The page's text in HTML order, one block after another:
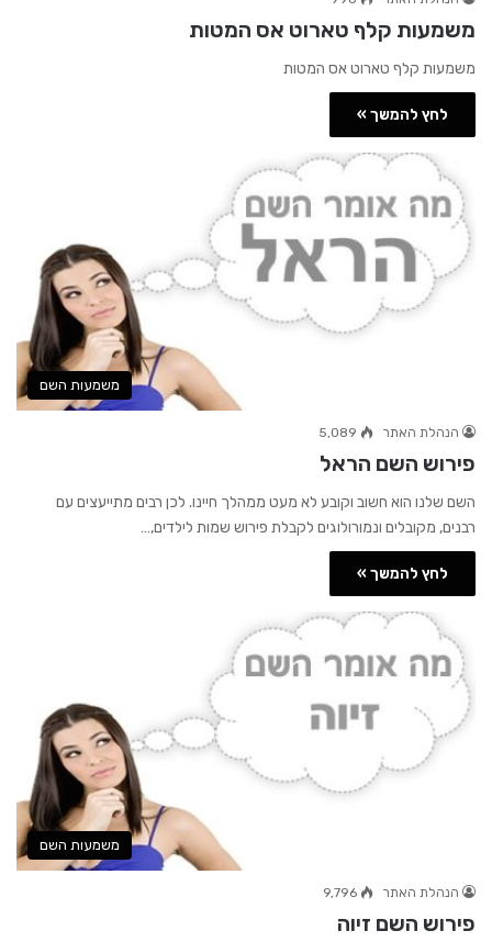
משמעות קלף טארוט אס המטות
משמעות קלף טארוט אס המטות
לחץ להמשך »
משמעות השם
הנהלת האתר 5,089
פירוש השם הראל
השם שלנו הוא חשוב וקובע לא מעט ממהלך חיינו. לכן רבים מתייעצים עם
רבנים, מקובלים ונמורולוגים לקבלת פירוש שמות לילדים,…
לחץ להמשך »
משמעות השם
הנהלת האתר 9,796
פירוש השם זיוה